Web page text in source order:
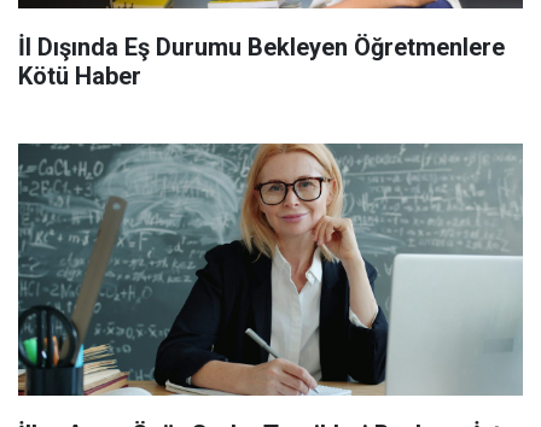
İl Dışında Eş Durumu Bekleyen Öğretmenlere
Kötü Haber